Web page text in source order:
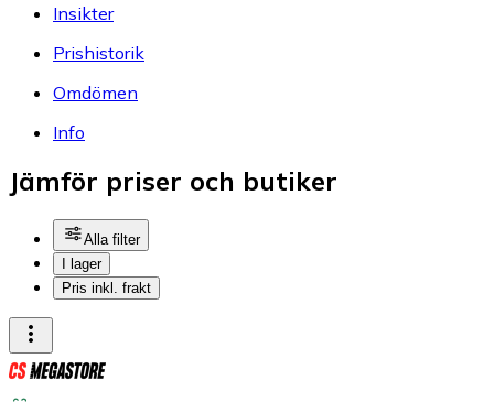
Insikter
Prishistorik
Omdömen
Info
Jämför priser och butiker
Alla filter
I lager
Pris inkl. frakt